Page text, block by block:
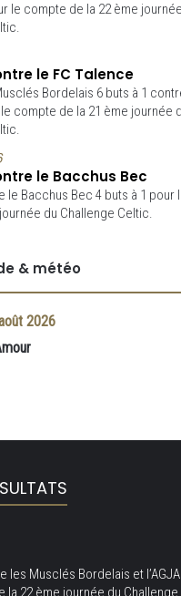
le compte de la 22 ème
le FC Talence
Bordelais 6 buts à 1
compte de la 21 ème journée
le Bacchus Bec
le Bacchus Bec 4 buts à 1 pour
du Challenge Celtic.
& météo
2026
les Musclés Bordelais et
la 22 ème journée du Challenge